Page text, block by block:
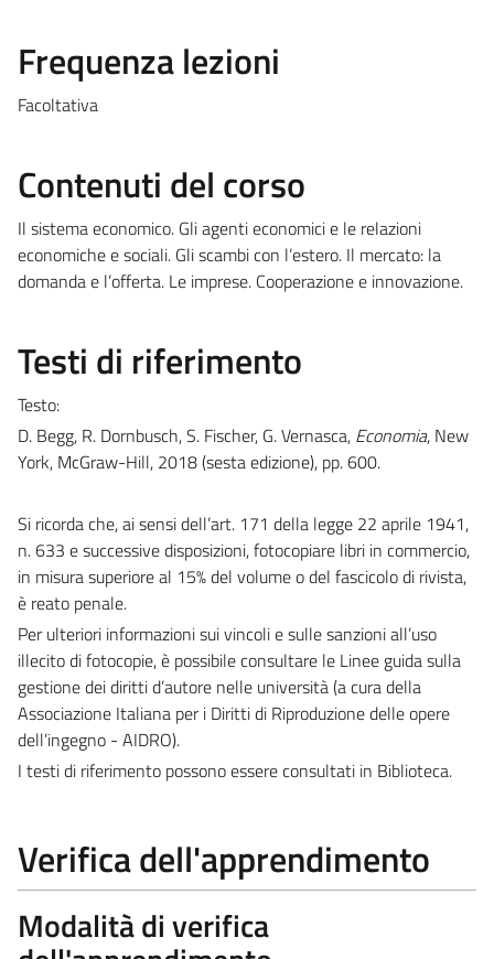
Frequenza lezioni
Facoltativa
Contenuti del corso
Il sistema economico. Gli agenti economici e le relazioni
economiche e sociali. Gli scambi con l’estero. Il mercato: la
domanda e l’offerta. Le imprese. Cooperazione e innovazione.
Testi di riferimento
Testo:
D. Begg, R. Dornbusch, S. Fischer, G. Vernasca, Economia, New
York, McGraw-Hill, 2018 (sesta edizione), pp. 600.
Si ricorda che, ai sensi dell’art. 171 della legge 22 aprile 1941,
n. 633 e successive disposizioni, fotocopiare libri in commercio,
in misura superiore al 15% del volume o del fascicolo di rivista,
è reato penale.
Per ulteriori informazioni sui vincoli e sulle sanzioni all’uso
illecito di fotocopie, è possibile consultare le Linee guida sulla
gestione dei diritti d’autore nelle università (a cura della
Associazione Italiana per i Diritti di Riproduzione delle opere
dell’ingegno - AIDRO).
I testi di riferimento possono essere consultati in Biblioteca.
Verifica dell'apprendimento
Modalità di verifica